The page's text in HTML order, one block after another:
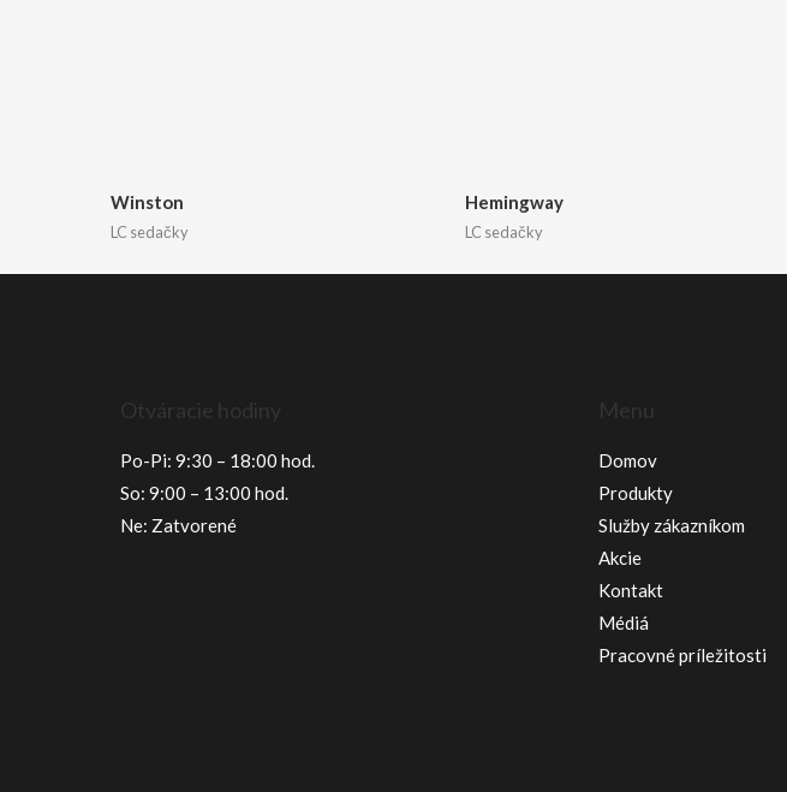
Winston
LC sedačky
Hemingway
LC sedačky
Otváracie hodiny
Po-Pi: 9:30 – 18:00 hod.
So: 9:00 – 13:00 hod.
Ne: Zatvorené
Menu
Domov
Produkty
Služby zákazníkom
Akcie
Kontakt
Médiá
Pracovné príležitosti